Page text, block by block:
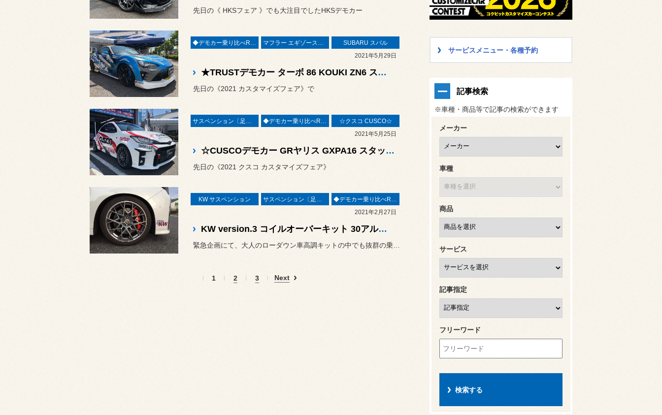
先日の《 HKSフェア 》でも大注目でしたHKSデモカー
◆デモカー乗り比べREPORT◆ マフラー エギゾーストシステム エキゾーストマニホールド
SUBARU スバル
2021年5月29日
★TRUSTデモカー ターボ 86 KOUKI ZN6 スタッフ森浦が勝手に（考察）レポート！！(＾ｰ^)
先日の《2021 カスタマイズフェア》で
サスペンション〔足廻り〕 ◆デモカー乗り比べREPORT◆
☆クスコ CUSCO☆
2021年5月25日
☆CUSCOデモカー GRヤリス GXPA16 スタッフ森浦が勝手に（考察）レポート！！(＾ｰ^)
先日の《2021 クスコ カスタマイズフェア》
KW サスペンション サスペンション〔足廻り〕
◆デモカー乗り比べREPORT◆
2021年2月27日
KW version.3 コイルオーバーキット 30アルファード デモカー体感試乗
1 2 3 Next
サービスメニュー・各種予約
記事検索
※車種・商品等で記事の検索ができます
メーカー
車種
商品
サービス
記事指定
フリーワード